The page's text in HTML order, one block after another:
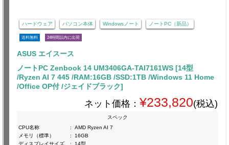
ハードウェア パソコン本体 Windowsノート ノートPC（新品）
送料無料 24時間以内に出荷
ASUS エイスース
ノートPC Zenbook 14 UM3406GA-TAI7161WS [14型
/Ryzen AI 7 445 /RAM:16GB /SSD:1TB /Windows 11 Home
/Office OP付 /ジェイドブラック]
ネット価格： ¥233,820(税込)
スペック
CPU名称
:
AMD Ryzen AI 7
メモリ（標準）
:
16GB
ディスプレイサイズ
:
14型